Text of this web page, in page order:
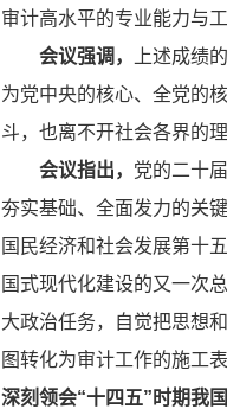
审计高水平的专业能力与工
会议强调，
上述成绩
为党中央的核心、全党的
斗，也离不开社会各界的理
会议指出， 党的二十
夯实基础、全面发力的关
国民经济和社会发展第十
国式现代化建设的又一次
大政治任务，自觉把思想
图转化为审计工作的施工
深刻领会“十四五”时期我